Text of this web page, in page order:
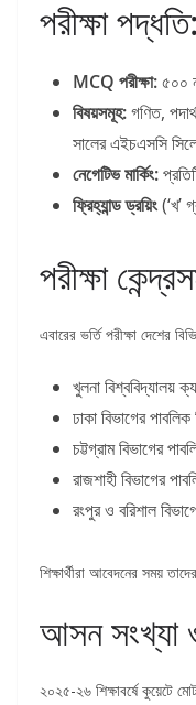
পরীক্ষা পদ্ধতি:
MCQ পরীক্ষা:৫০০
বিষয়সমূহ:গণিত,
সালের এইচএসসি
নেগেটিভ মার্কিং:
ফ্রিহ্যান্ড ড্রয়িং(‘খ’
পরীক্ষা
এবারের ভর্তি পরীক্ষা দেশের
খুলনা বিশ্ববিদ্যালয়
ঢাকা বিভাগের
চট্টগ্রাম বিভাগের
রাজশাহী বিভাগের
রংপুর ও বরিশাল
শিক্ষার্থীরা আবেদনের সময়
আসন সংখ্যা
২০২৫-২৬ শিক্ষাবর্ষে কুয়েটে